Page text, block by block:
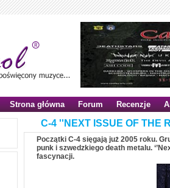
Strona główna Forum Recenzje
C-4 ''NEXT ISSUE OF THE
Początki C-4 sięgają już 2005 roku.
punk i szwedzkiego death metalu.
fascynacji.